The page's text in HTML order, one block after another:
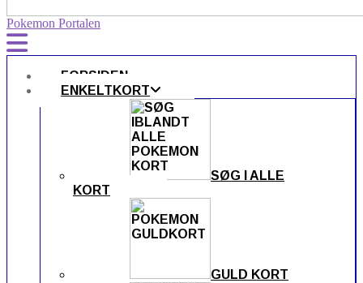
Pokemon Portalen
FORSIDEN
ENKELTKORT
SØG I ALLE
KORT
GULD KORT